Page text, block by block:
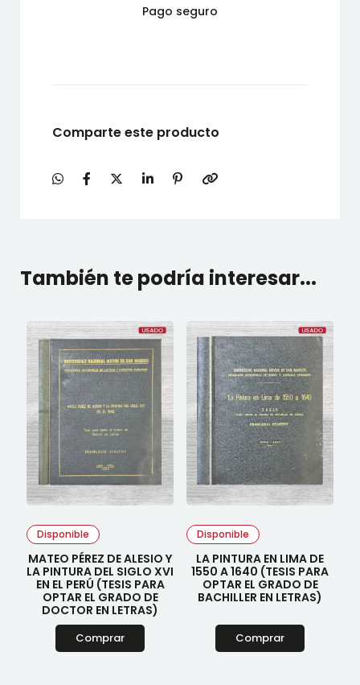
Pago seguro
Comparte este producto
También te podría interesar...
Disponible
MATEO PÉREZ DE ALESIO Y
LA PINTURA DEL SIGLO XVI
EN EL PERÚ (TESIS PARA
OPTAR EL GRADO DE
DOCTOR EN LETRAS)
Comprar
Disponible
LA PINTURA EN LIMA DE
1550 A 1640 (TESIS PARA
OPTAR EL GRADO DE
BACHILLER EN LETRAS)
Comprar